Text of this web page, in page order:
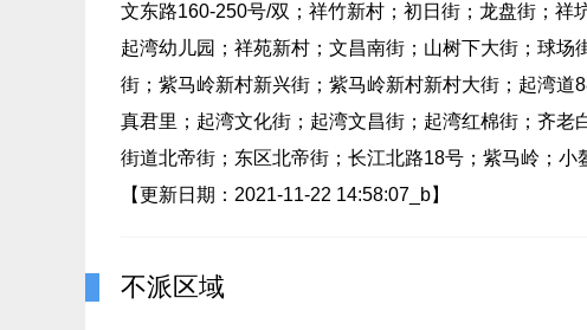
文东路160-250号/双；祥竹新村；初日街；龙盘街；祥
起湾幼儿园；祥苑新村；文昌南街；山树下大街；球
街；紫马岭新村新兴街；紫马岭新村新村大街；起湾
真君里；起湾文化街；起湾文昌街；起湾红棉街；齐
街道北帝街；东区北帝街；长江北路18号；紫马岭；小
【更新日期：2021-11-22 14:58:07_b】
不派区域